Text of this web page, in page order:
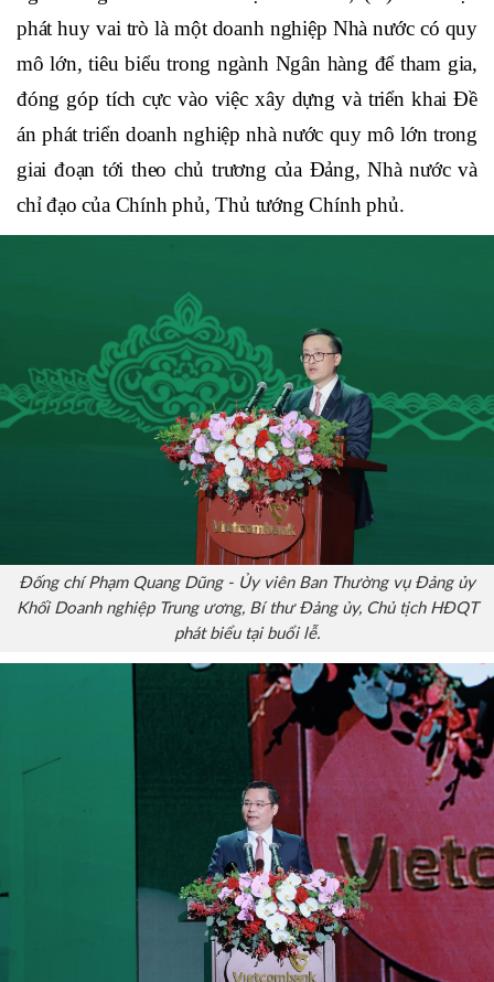
trở thành ngân hàng phát triển ngang tầm khu vực
trong đó cần tập trung đầu tư, phấn đấu sớm đạt mức
độ trưởng thành về chuyển đổi số thuộc nhóm các
ngân hàng dẫn đầu khu vực ASEAN; (iii) Tích cực
phát huy vai trò là một doanh nghiệp Nhà nước có quy
mô lớn, tiêu biểu trong ngành Ngân hàng để tham gia,
giai đoạn tới theo chủ trương của Đảng, Nhà nước và
chỉ đạo của Chính phủ, Thủ tướng Chính phủ.
Đống chí Phạm Quang Dũng - Ủy viên Ban Thường vụ Đảng ủy
Khối Doanh nghiệp Trung ương, Bí thư Đảng ủy, Chủ tịch HĐQT
phát biểu tại buổi lễ.